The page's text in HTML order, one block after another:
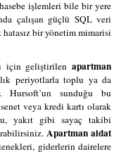
işlemleri bile bir yere
çalışan güçlü SQL veri
bir yönetim mimarisi
için geliştirilen apartman
periyotlarla toplu ya da
Hursoft’un sunduğu bu
veya kredi kartı olarak
yakıt gibi sayaç takibi
Apartman aidat
giderlerin dairelere